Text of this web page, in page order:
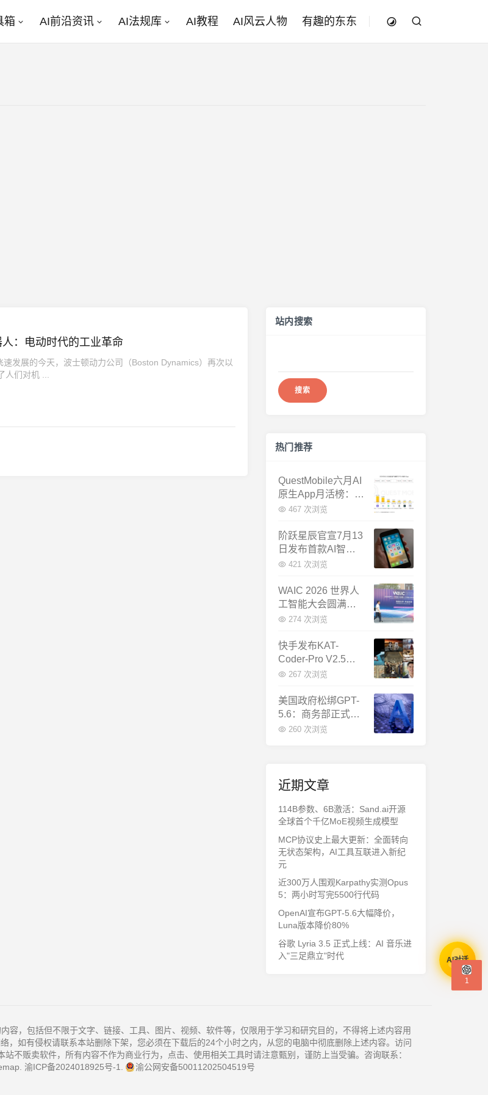
箱 AI前沿资讯 AI法规库 AI教程 AI风云人物 有趣的东东
：电动时代的工业革命
发展的今天，波士顿动力公司（Boston Dynamics）再次以
人们对机 ...
站内搜索
热门推荐
QuestMobile六月AI
原生App月活榜：豆
包3.8亿断层第一，
倍
467 次浏览
阶跃星辰官宣7月13
日发布首款AI智能
体终端：大模型公
421 次浏览
WAIC 2026 世界人
工智能大会圆满闭
幕：多项重磅成果
球AI合作新中心
274 次浏览
快手发布KAT-
Coder-Pro V2.5：
首个能端到端跑通
编程模型
267 次浏览
美国政府松绑GPT-
5.6：商务部正式放
行，OpenAI本周全
260 次浏览
近期文章
114B参数、6B激活：Sand.ai开源
全球首个千亿MoE视频生成模型
MCP协议史上最大更新：全面转向
无状态架构，AI工具互联进入新纪
元
近300万人围观Karpathy实测Opus
5：两小时写完5500行代码
OpenAI宣布GPT-5.6大幅降价，
Luna版本降价80%
谷歌 Lyria 3.5 正式上线：AI 音乐进
入"三足鼎立"时代
容，包括但不限于文字、链接、工具、图片、视频、软件等，仅限用于学习和研究目的，不得将上述内容用
，如有侵权请联系本站删除下架，您必须在下载后的24个小时之内，从您的电脑中彻底删除上述内容。访问
不贩卖软件，所有内容不作为商业行为，点击、使用相关工具时请注意甄别，谨防上当受骗。咨询联系：
渝ICP备2024018925号-1 渝公网安备50011202504519号
1
AI对话